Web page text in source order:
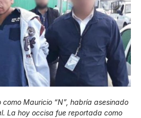
Mauricio “N”, habría asesinado
La hoy occisa fue reportada como